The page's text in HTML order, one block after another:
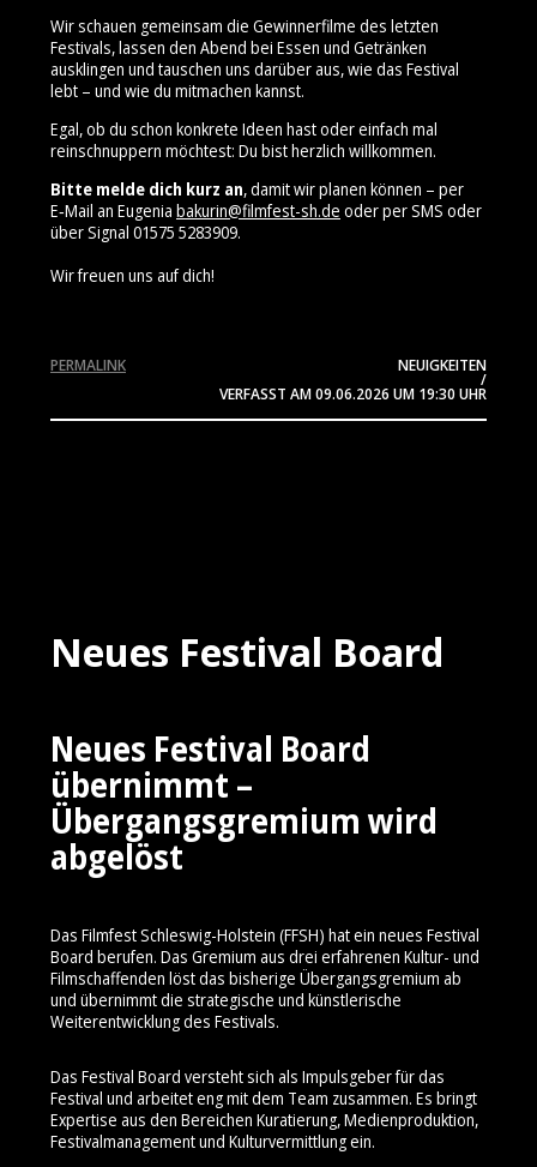
Wir schauen gemeinsam die Gewinnerfilme des letzten
Festivals, lassen den Abend bei Essen und Getränken
ausklingen und tauschen uns darüber aus, wie das Festival
lebt – und wie du mitmachen kannst.
Egal, ob du schon konkrete Ideen hast oder einfach mal
reinschnuppern möchtest: Du bist herzlich willkommen.
Bitte melde dich kurz an, damit wir planen können – per
E‑Mail an Eugenia bakurin@filmfest-sh.de oder per SMS oder
über Signal 01575 5283909⁩.
Wir freuen uns auf dich!
NEUIGKEITEN
/
VERFASST AM09.06.2026 UM 19:30 UHR
PERMALINK
Neues Festival Board
Neues Festival Board
übernimmt –
Übergangsgremium wird
abgelöst
Das Filmfest Schleswig-Holstein (FFSH) hat ein neues Festival
Board berufen. Das Gremium aus drei erfahrenen Kultur- und
Filmschaffenden löst das bisherige Übergangsgremium ab
und übernimmt die strategische und künstlerische
Weiterentwicklung des Festivals.
Das Festival Board versteht sich als Impulsgeber für das
Festival und arbeitet eng mit dem Team zusammen. Es bringt
Expertise aus den Bereichen Kuratierung, Medienproduktion,
Festivalmanagement und Kulturvermittlung ein.